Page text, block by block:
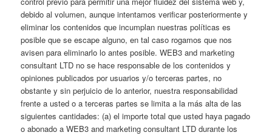
debido al volumen, aunque intentamos verificar posteriormente y
eliminar los contenidos que incumplan nuestras políticas es
posible que se escape alguno, en tal caso rogamos que nos
avisen para eliminarlo lo antes posible. WEB3 and marketing
consultant LTD no se hace responsable de los contenidos y
opiniones publicados por usuarios y/o terceras partes, no
obstante y sin perjuicio de lo anterior, nuestra responsabilidad
frente a usted o a terceras partes se limita a la más alta de las
siguientes cantidades: (a) el importe total que usted haya pagado
o abonado a WEB3 and marketing consultant LTD durante los